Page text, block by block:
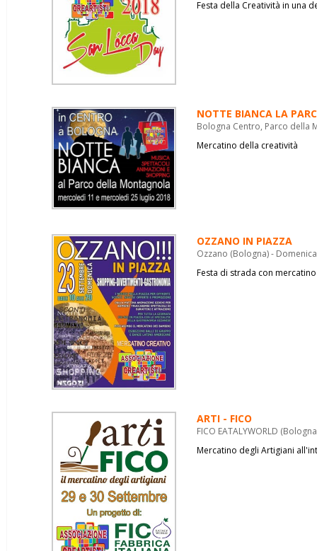
Festa della Creatività in una
NOTTE BIANCA LA
Bologna Centro, Parco della
Mercatino della creatività
OZZANO IN PIAZZA
Ozzano (Bologna) -
Festa di strada con
ARTI - FICO
FICO EATALYWORLD
Mercatino degli Artigiani